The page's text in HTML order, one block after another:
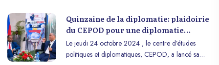
Quinzaine de la diplomatie: plaidoirie
du CEPOD pour une diplomatie
haïtienne éfficace
Le jeudi 24 octobre 2024 , le centre d’études
politiques et diplomatiques, CEPOD, a lancé sa